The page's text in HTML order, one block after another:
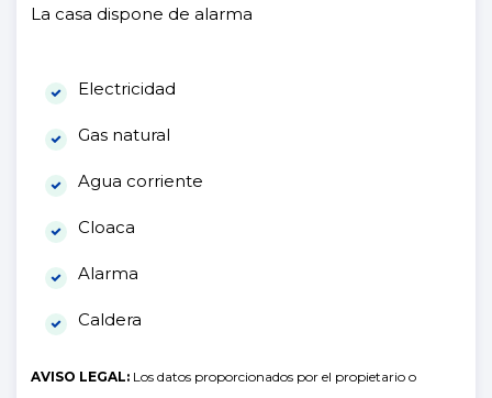
La casa dispone de alarma
Electricidad
Gas natural
Agua corriente
Cloaca
Alarma
Caldera
AVISO LEGAL:Los datos proporcionados por el propietario o